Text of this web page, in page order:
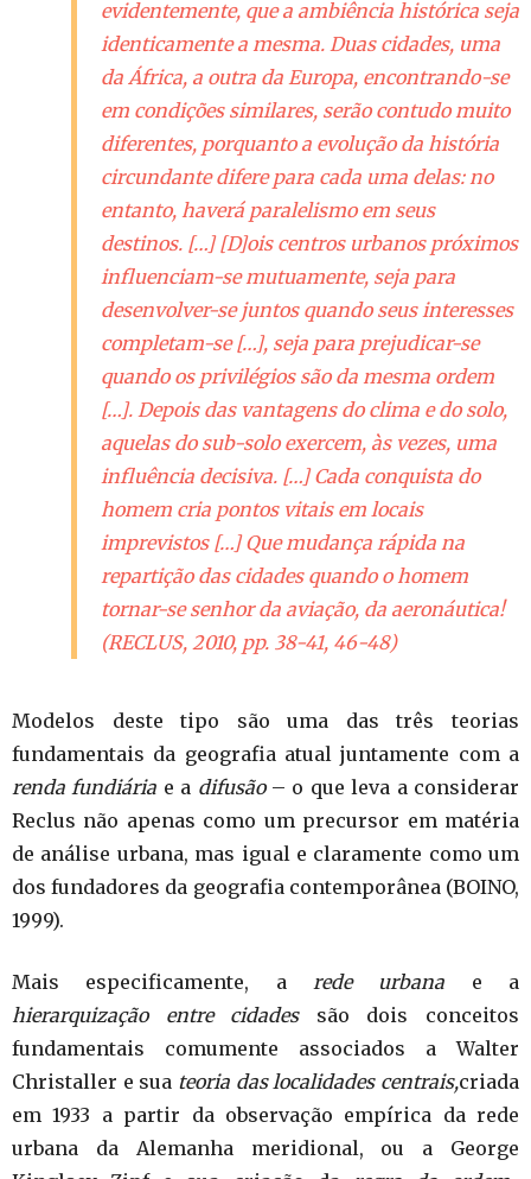
evidentemente, que a ambiência histórica seja
identicamente a mesma. Duas cidades, uma
da África, a outra da Europa, encontrando-se
em condições similares, serão contudo muito
diferentes, porquanto a evolução da história
circundante difere para cada uma delas: no
entanto, haverá paralelismo em seus
destinos. […] [D]ois centros urbanos próximos
influenciam-se mutuamente, seja para
desenvolver-se juntos quando seus interesses
completam-se […], seja para prejudicar-se
quando os privilégios são da mesma ordem
[…]. Depois das vantagens do clima e do solo,
aquelas do sub-solo exercem, às vezes, uma
influência decisiva. […] Cada conquista do
homem cria pontos vitais em locais
imprevistos […] Que mudança rápida na
repartição das cidades quando o homem
tornar-se senhor da aviação, da aeronáutica!
(RECLUS, 2010, pp. 38-41, 46-48)
Modelos deste tipo são uma das três teorias
fundamentais da geografia atual juntamente com a
renda fundiária e a difusão– o que leva a considerar
Reclus não apenas como um precursor em matéria
de análise urbana, mas igual e claramente como um
dos fundadores da geografia contemporânea (BOINO,
1999).
Mais especificamente, a rede urbana e a
hierarquização entre cidadessão dois conceitos
fundamentais comumente associados a Walter
Christaller e sua teoria das localidades centrais,criada
em 1933 a partir da observação empírica da rede
urbana da Alemanha meridional, ou a George